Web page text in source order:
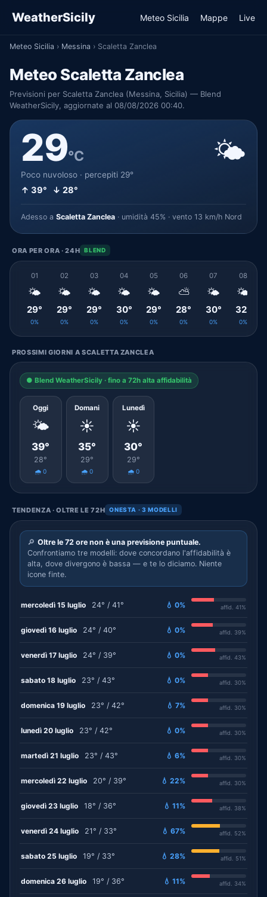
WeatherSicily Meteo Sicilia Mappe Live
Meteo Sicilia › Messina › Scaletta Zanclea
Meteo Scaletta Zanclea
Previsioni per Scaletta Zanclea (Messina, Sicilia) — Blend
WeatherSicily, aggiornate al 08/08/2026 00:40.
29°C
Poco nuvoloso · percepiti 29°
↑ 39° ↓ 28°
🌤️
Adesso a Scaletta Zanclea · umidità 45% · vento 13 km/h Nord
ORA PER ORA · 24H BLEND
01
🌤️
29°
0%
02
🌤️
29°
0%
03
🌤️
29°
0%
04
🌤️
30°
0%
05
🌤️
29°
0%
06
⛅
28°
0%
07
🌤️
30°
0%
08
🌤️
32°
0%
PROSSIMI GIORNI A SCALETTA ZANCLEA
● Blend WeatherSicily · fino a 72h alta affidabilità
Oggi
🌤️
39°
28°
🌧️ 0
Domani
☀️
35°
29°
🌧️ 0
Lunedì
☀️
30°
29°
🌧️ 0
TENDENZA · OLTRE LE 72H ONESTA · 3 MODELLI
🔎 Oltre le 72 ore non è una previsione puntuale.
Confrontiamo tre modelli: dove concordano l'affidabilità è
alta, dove divergono è bassa — e te lo diciamo. Niente
icone finte.
mercoledì 15 luglio 24° / 41° 💧 0% affid. 41%
giovedì 16 luglio 24° / 40° 💧 0% affid. 39%
venerdì 17 luglio 24° / 39° 💧 0% affid. 43%
sabato 18 luglio 23° / 43° 💧 0% affid. 30%
domenica 19 luglio 23° / 42° 💧 7% affid. 30%
lunedì 20 luglio 23° / 42° 💧 0% affid. 30%
martedì 21 luglio 23° / 43° 💧 6% affid. 30%
mercoledì 22 luglio 20° / 39° 💧 22% affid. 30%
giovedì 23 luglio 18° / 36° 💧 11% affid. 38%
venerdì 24 luglio 21° / 33° 💧 67% affid. 52%
sabato 25 luglio 19° / 33° 💧 28% affid. 51%
domenica 26 luglio 19° / 36° 💧 11% affid. 34%